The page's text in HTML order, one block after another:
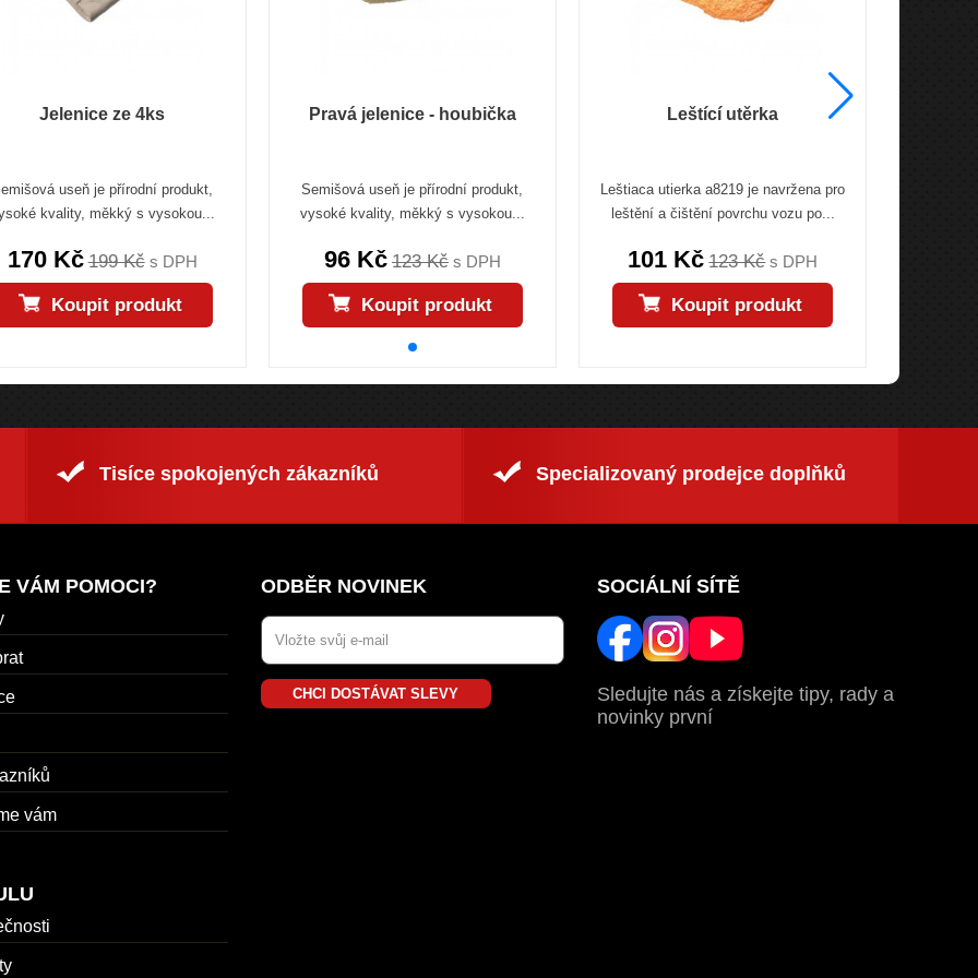
Jelenice ze 4ks
useň je přírodní produkt,
kvality, měkký s vysokou...
170 Kč 199 Kčs DPH
Koupit produkt
Pravá jelenice - houbička
Semišová useň je přírodní produkt,
vysoké kvality, měkký s vysokou...
96 Kč 123 Kčs DPH
Koupit produkt
Leštící utěrka
Leštiaca utierka a8219 je navržena pro
leštění a čištění povrchu vozu po...
101 Kč 123 Kčs DPH
Koupit produkt
Tisíce spokojených zákazníků Specializovaný prodejce doplňků
VÁM POMOCI?
vám
ODBĚR NOVINEK
CHCI DOSTÁVAT SLEVY
SOCIÁLNÍ SÍTĚ
Sledujte nás a získejte tipy, rady a
novinky první